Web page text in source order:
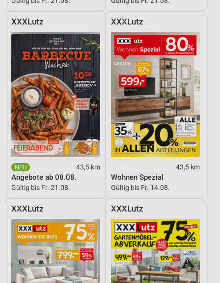
XXXLutz
43,5 km
Angebote ab 08.08.
Gültig bis Fr. 21.08.
XXXLutz
43,5 km
Wohnen Spezial
Gültig bis Fr. 14.08.
XXXLutz XXXLutz